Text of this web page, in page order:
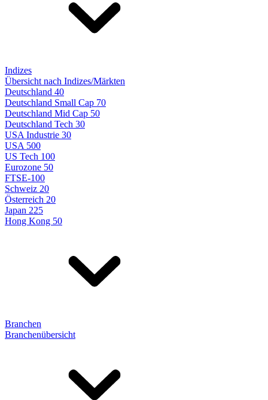
Indizes
Übersicht nach Indizes/Märkten
Deutschland 40
Deutschland Small Cap 70
Deutschland Mid Cap 50
Deutschland Tech 30
USA Industrie 30
USA 500
US Tech 100
Eurozone 50
FTSE-100
Schweiz 20
Österreich 20
Japan 225
Hong Kong 50
Branchen
Branchenübersicht